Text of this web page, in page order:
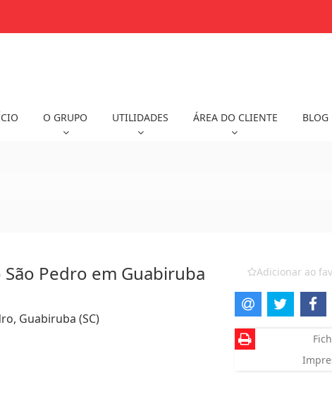
O GRUPO UTILIDADES ÁREA DO CLIENTE BLOG
Pedro em Guabiruba
Guabiruba (SC)
Adicionar ao